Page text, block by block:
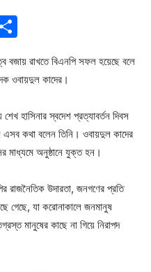
বজায় রাখতে বিএনপি সফল হয়েছে বলে
ওবায়দুল কাদের।
হাসিনার স্বদেশ প্রত্যাবর্তন দিবস
কথা বলেন তিনি। ওবায়দুল কাদের
মাধ্যমে অনুষ্ঠানে যুক্ত হন।
রাজনৈতিক উদারতা, জনগণের প্রতি
গেছে, যা করোনাকালে জনমানুষ
মানুষের কাছে না গিয়ে নিরাপদ